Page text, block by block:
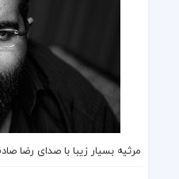
مرثیه بسیار زیبا با صدای رضا